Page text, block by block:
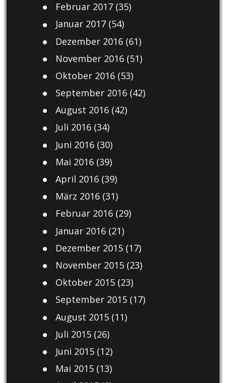
Februar 2017(35)
Januar 2017(54)
Dezember 2016(61)
November 2016(51)
Oktober 2016(53)
September 2016(42)
August 2016(42)
Juli 2016(34)
Juni 2016(30)
Mai 2016(39)
April 2016(39)
März 2016(31)
Februar 2016(29)
Januar 2016(21)
Dezember 2015(17)
November 2015(23)
Oktober 2015(23)
September 2015(17)
August 2015(11)
Juli 2015(26)
Juni 2015(12)
Mai 2015(13)